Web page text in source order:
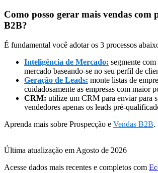
Como posso gerar mais vendas com
B2B?
É fundamental você adotar os 3 processos
Inteligência de Mercado: segmente
mercado baseando-se no seu perfil de
Geração de Leads: monte listas de
cuidadosamente as empresas com maior
CRM: utilize um CRM para enviar para
vendedores apenas os leads pré-
Aprenda mais sobre Prospecção e Vendas B2B.
Última atualização em Agosto de 2026
Acesse dados mais recentes e completos com